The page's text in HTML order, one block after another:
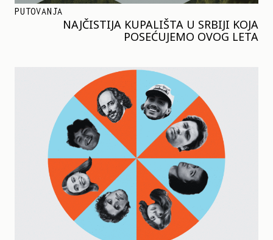
PUTOVANJA
NAJČISTIJA KUPALIŠTA U SRBIJI KOJA
POSEĆUJEMO OVOG LETA